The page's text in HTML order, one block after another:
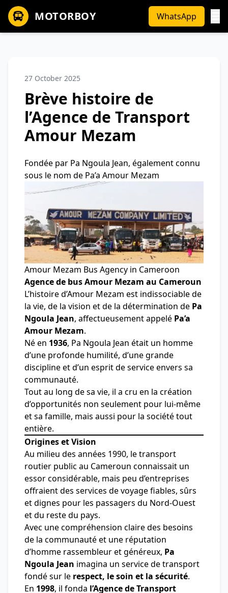
MOTORBOY WhatsApp
27 October 2025
Brève histoire de
l’Agence de Transport
Amour Mezam
Fondée par Pa Ngoula Jean, également connu
sous le nom de Pa’a Amour Mezam
Amour Mezam Bus Agency in Cameroon
Agence de bus Amour Mezam au Cameroun
L’histoire d’Amour Mezam est indissociable de
la vie, de la vision et de la détermination de Pa
Ngoula Jean, affectueusement appelé Pa’a
Amour Mezam.
Né en 1936, Pa Ngoula Jean était un homme
d’une profonde humilité, d’une grande
discipline et d’un esprit de service envers sa
communauté.
Tout au long de sa vie, il a cru en la création
d’opportunités non seulement pour lui-même
et sa famille, mais aussi pour la société tout
entière.
Origines et Vision
Au milieu des années 1990, le transport
routier public au Cameroun connaissait un
essor considérable, mais peu d’entreprises
offraient des services de voyage fiables, sûrs
et dignes pour les passagers du Nord-Ouest
et du reste du pays.
Avec une compréhension claire des besoins
de la communauté et une réputation
d’homme rassembleur et généreux, Pa
Ngoula Jean imagina un service de transport
fondé sur le respect, le soin et la sécurité.
En 1998, il fonda l’Agence de Transport